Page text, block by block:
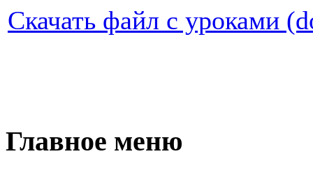
Скачать файл с уроками
Главное меню